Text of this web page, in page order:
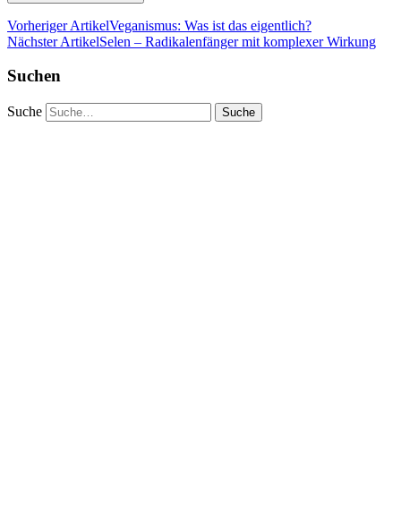
Vorheriger ArtikelVeganismus: Was ist das eigentlich?
Nächster ArtikelSelen – Radikalenfänger mit komplexer Wirkung
Suchen
Suche